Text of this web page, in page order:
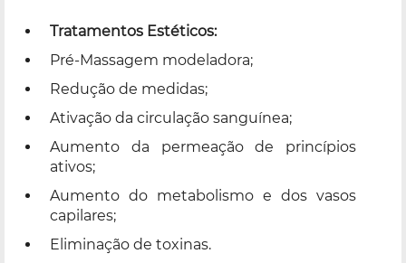
Tratamentos Estéticos:
Pré-Massagem modeladora;
Redução de medidas;
Ativação da circulação sanguínea;
Aumento da permeação de princípios
ativos;
Aumento do metabolismo e dos vasos
capilares;
Eliminação de toxinas.